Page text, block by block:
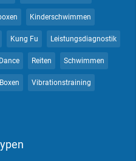
Kinderschwimmen
Kung Fu Leistungsdiagnostik
Reiten Schwimmen
Vibrationstraining